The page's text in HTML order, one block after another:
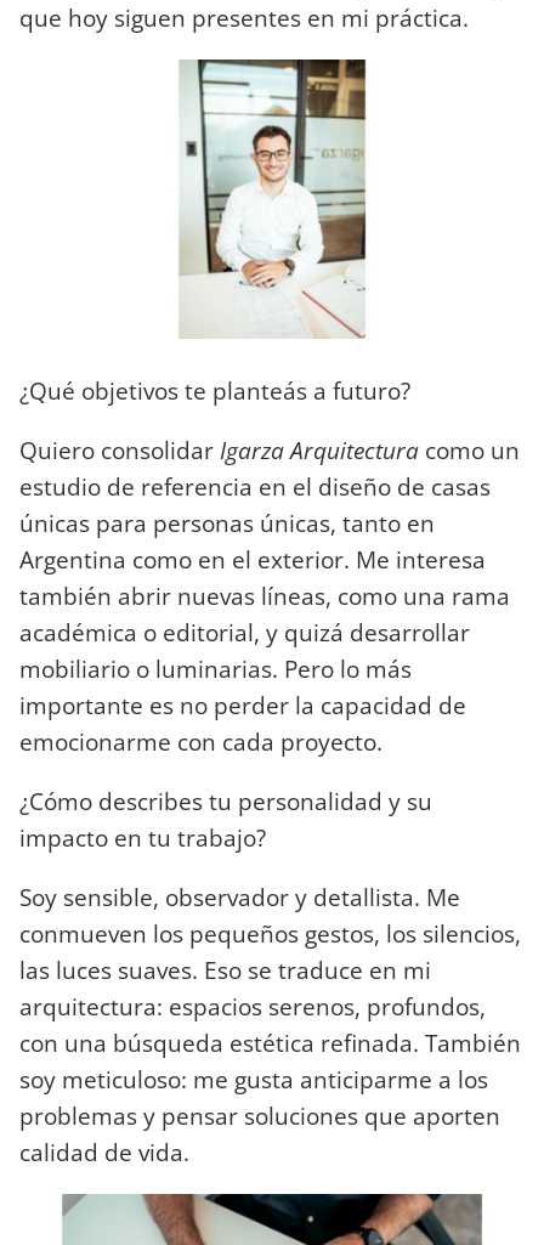
que hoy siguen presentes en mi práctica.
¿Qué objetivos te planteás a futuro?
Quiero consolidar Igarza Arquitectura como un
estudio de referencia en el diseño de casas
únicas para personas únicas, tanto en
Argentina como en el exterior. Me interesa
también abrir nuevas líneas, como una rama
académica o editorial, y quizá desarrollar
mobiliario o luminarias. Pero lo más
importante es no perder la capacidad de
emocionarme con cada proyecto.
¿Cómo describes tu personalidad y su
impacto en tu trabajo?
Soy sensible, observador y detallista. Me
conmueven los pequeños gestos, los silencios,
las luces suaves. Eso se traduce en mi
arquitectura: espacios serenos, profundos,
con una búsqueda estética refinada. También
soy meticuloso: me gusta anticiparme a los
problemas y pensar soluciones que aporten
calidad de vida.